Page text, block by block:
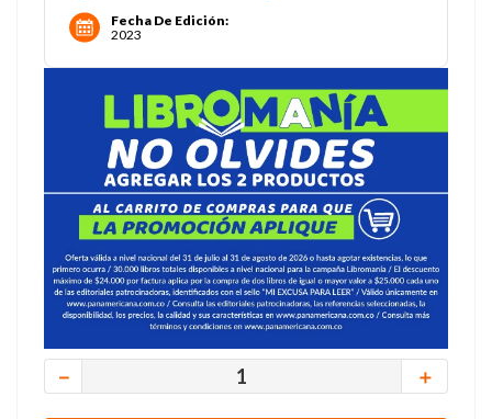
Fecha De Edición:
2023
＋
－